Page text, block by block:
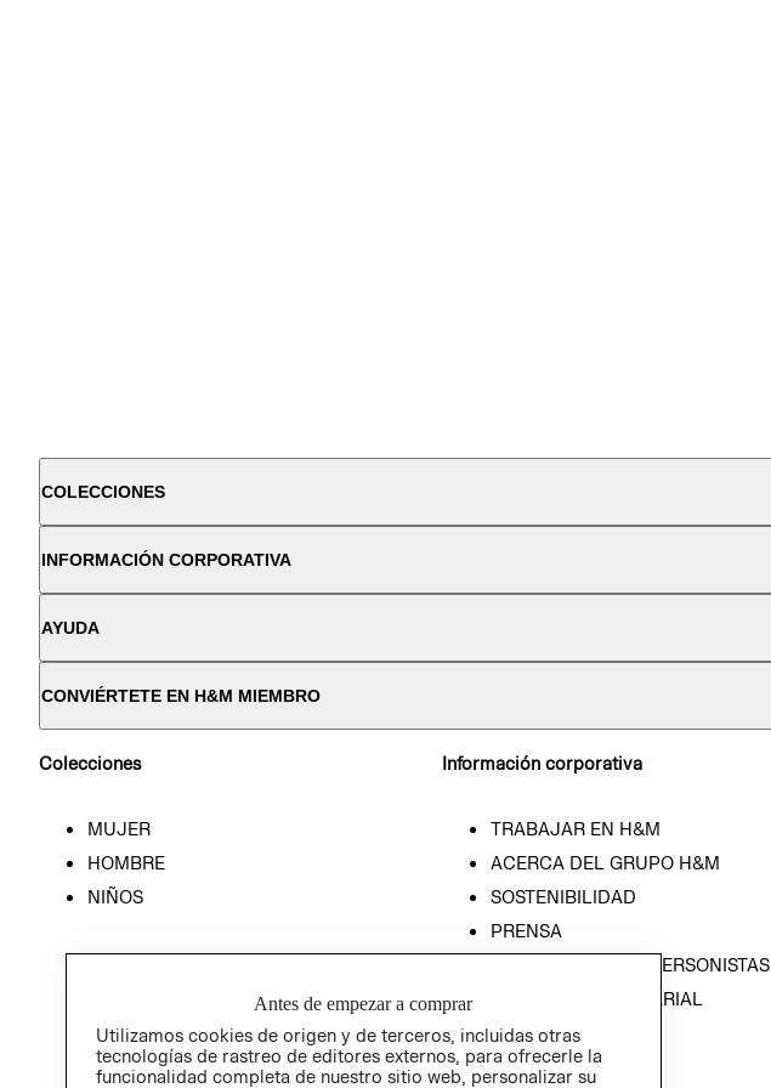
COLECCIONES
INFORMACIÓN CORPORATIVA
AYUDA
CONVIÉRTETE EN H&M MIEMBRO
Colecciones
MUJER
HOMBRE
NIÑOS
Información corporativa
TRABAJAR EN H&M
ACERCA DEL GRUPO H&M
SOSTENIBILIDAD
PRENSA
RELACIÓN CON INVERSONISTAS
POLÍTICA EMPRESARIAL
Antes de empezar a comprar
Utilizamos cookies de origen y de terceros, incluidas otras
tecnologías de rastreo de editores externos, para ofrecerle la
funcionalidad completa de nuestro sitio web, personalizar su